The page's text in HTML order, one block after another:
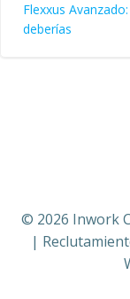
Flexxus
deberías
© 2026 Inwork
|